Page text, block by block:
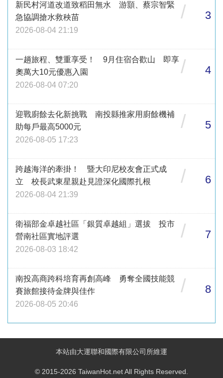
新民村河道改道致稻田無水 游顥、蔡宗智緊
急協調搶水救秧苗
2026-08-04 21:19
/ 3
一趟旅程、雙重享受！ 9月住宿合歡山 即享
奧萬大10元優惠入園
2026-08-04 07:20
/ 4
迎戰廚餘去化新挑戰 南投縣推家用廚餘機補
助每戶最高5000元
2026-08-05 17:23
/ 5
跨越海洋的牽掛！ 暨大印尼校友會正式成
立 校長武東星親赴見證深化國際扎根
2026-08-04 21:39
/ 6
衛福部金卓越社區「銀質卓越組」選拔 投市
營南社區實地評選
2026-08-03 18:42
/ 7
南投高商跨科培育再創高峰 勇奪全國技能競
賽旅館接待金牌與佳作
2026-08-05 20:46
/ 8
本站由大運聯和國際有限公司所維運
© 2015-2026 TaiwanHot.net All Rights Reserved.